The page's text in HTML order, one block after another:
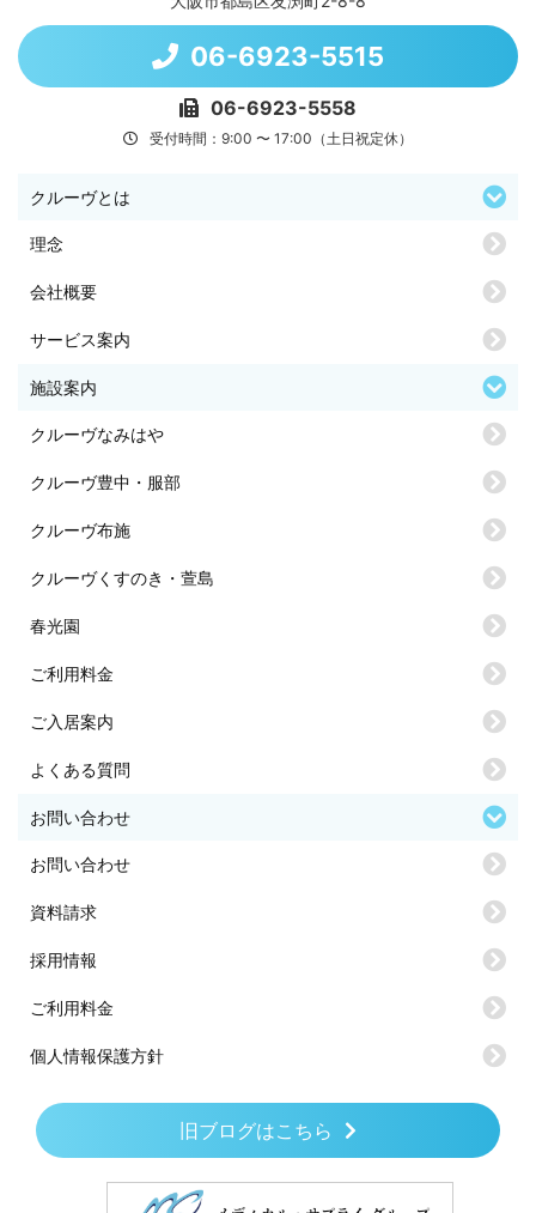
06-6923-5515
06-6923-5558
受付時間：9:00 〜 17:00（土日祝定休）
クルーヴとは
理念
会社概要
サービス案内
施設案内
クルーヴなみはや
クルーヴ豊中・服部
クルーヴ布施
クルーヴくすのき・萱島
春光園
ご利用料金
ご入居案内
よくある質問
お問い合わせ
お問い合わせ
資料請求
採用情報
ご利用料金
個人情報保護方針
旧ブログはこちら